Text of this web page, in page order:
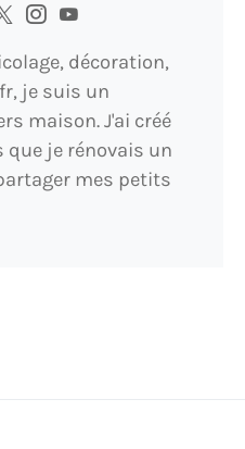
décoration,
je suis un
maison. J'ai créé
que je rénovais un
mes petits